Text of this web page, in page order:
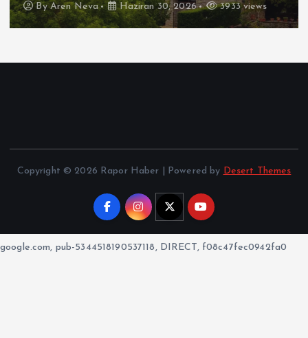
ByAren Neva Haziran 30, 2026 3933 views
Copyright © 2026 Rapor Haber | Powered by Desert Themes
google.com, pub-5344518190537118, DIRECT, f08c47fec0942fa0